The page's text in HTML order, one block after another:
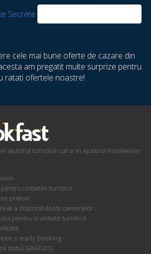
Secrete
cele mai bune oferte de cazare din
am pregatit multe surprize pentru
ratati ofertele noastre!
ajutorul turistilor cat si in ajutorul hotelierilor
unitatile turistice
preturi
a disponibilitatii camerelor
pentru o unitate turistica
si early booking
(totul GRATUIT)